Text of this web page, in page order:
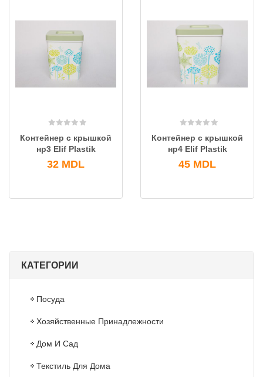
КАТЕГОРИИ
Посуда
Хозяйственные Принадлежности
Дом И Сад
Текстиль Для Дома
Контейнер с крышкой
нр3 Elif Plastik
32 MDL
Контейнер с крышкой
нр4 Elif Plastik
45 MDL